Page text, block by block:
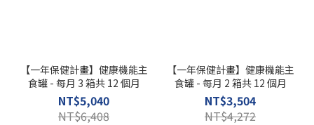
【一年保健計畫】健康機能主
食罐 - 每月 3 箱共 12 個月
NT$5,040
NT$6,408
【一年保健計畫】健康機能主
食罐 - 每月 2 箱共 12 個月
NT$3,504
NT$4,272